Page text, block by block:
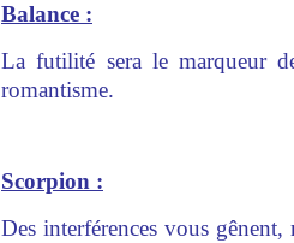
Balance :
La futilité sera le marqueur
romantisme.
Scorpion :
Des interférences vous